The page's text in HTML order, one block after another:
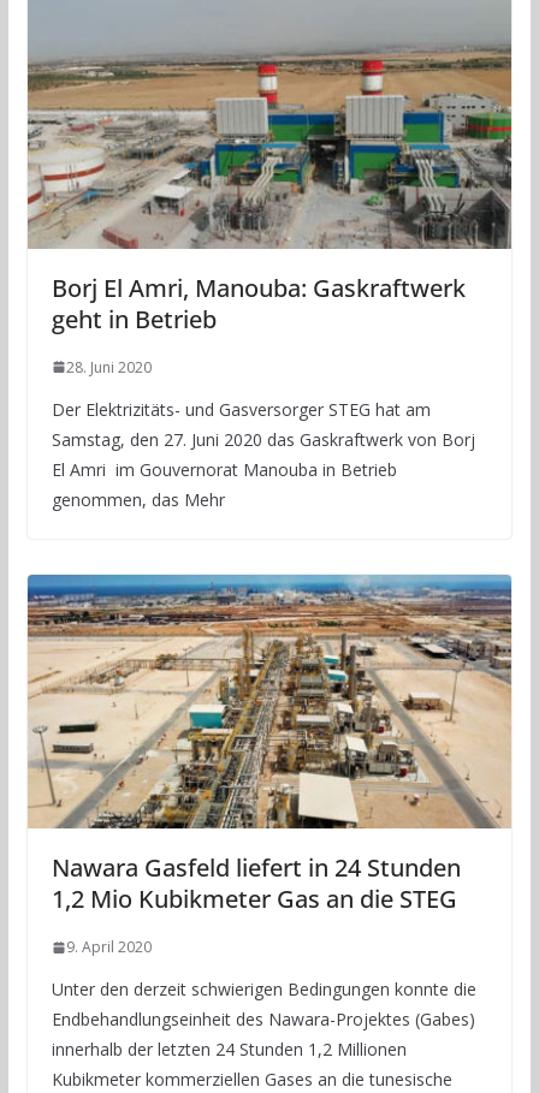
Borj El Amri, Manouba: Gaskraftwerk
geht in Betrieb
28. Juni 2020
Der Elektrizitäts- und Gasversorger STEG hat am
Samstag, den 27. Juni 2020 das Gaskraftwerk von Borj
El Amri im Gouvernorat Manouba in Betrieb
genommen, das Mehr
Nawara Gasfeld liefert in 24 Stunden
1,2 Mio Kubikmeter Gas an die STEG
9. April 2020
Unter den derzeit schwierigen Bedingungen konnte die
Endbehandlungseinheit des Nawara-Projektes (Gabes)
innerhalb der letzten 24 Stunden 1,2 Millionen
Kubikmeter kommerziellen Gases an die tunesische